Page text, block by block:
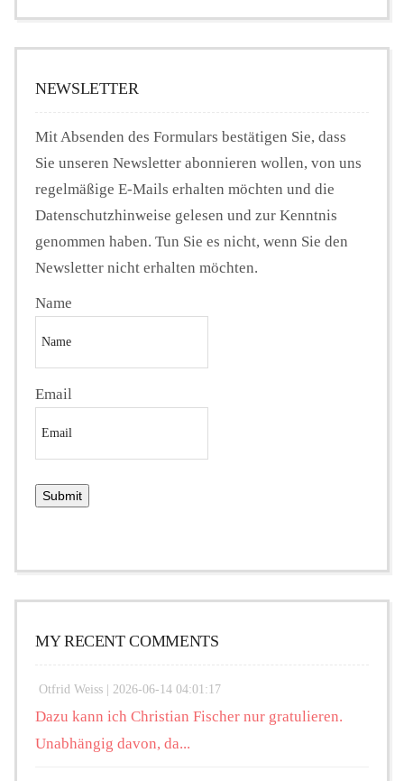
NEWSLETTER
Mit Absenden des Formulars bestätigen Sie, dass
Sie unseren Newsletter abonnieren wollen, von uns
regelmäßige E-Mails erhalten möchten und die
Datenschutzhinweise gelesen und zur Kenntnis
genommen haben. Tun Sie es nicht, wenn Sie den
Newsletter nicht erhalten möchten.
Name
Email
MY RECENT COMMENTS
Otfrid Weiss | 2026-06-14 04:01:17
Dazu kann ich Christian Fischer nur gratulieren.
Unabhängig davon, da...